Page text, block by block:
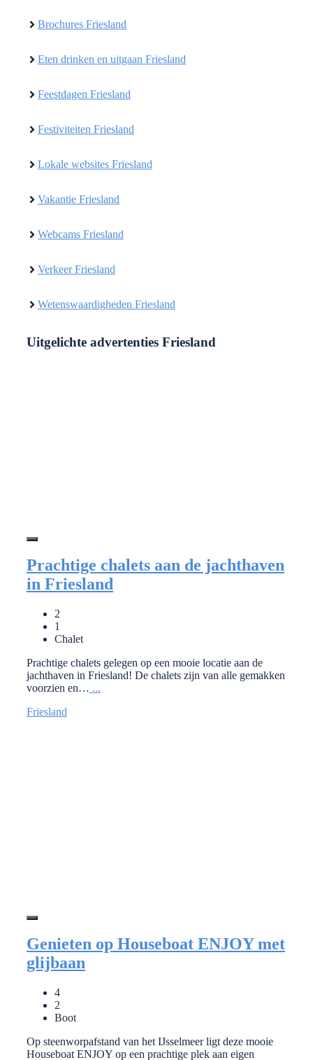
Brochures Friesland
Eten drinken en uitgaan Friesland
Feestdagen Friesland
Festiviteiten Friesland
Lokale websites Friesland
Vakantie Friesland
Webcams Friesland
Verkeer Friesland
Wetenswaardigheden Friesland
Uitgelichte advertenties Friesland
Prachtige chalets aan de jachthaven
in Friesland
2
1
Chalet
Prachtige chalets gelegen op een mooie locatie aan de
jachthaven in Friesland! De chalets zijn van alle gemakken
voorzien en… ...
Friesland
Genieten op Houseboat ENJOY met
glijbaan
4
2
Boot
Op steenworpafstand van het IJsselmeer ligt deze mooie
Houseboat ENJOY op een prachtige plek aan eigen